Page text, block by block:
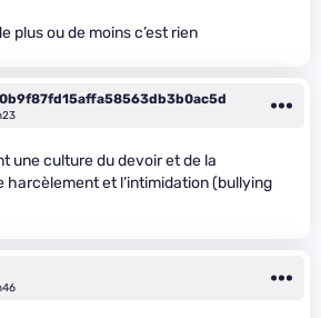
plus ou de moins c’est rien
une culture du devoir et de la
harcèlement et l’intimidation (bullying